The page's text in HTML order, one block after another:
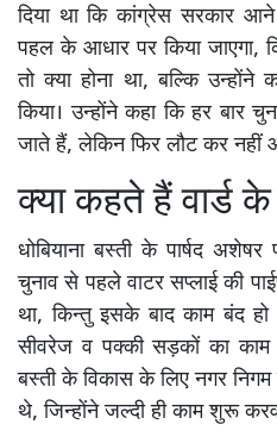
दिया था कि कांग्रेस सरकार आने
पहल के आधार पर किया जाएगा,
तो क्या होना था, बल्कि
किया। उन्होंने कहा कि हर बार
जाते हैं, लेकिन फिर लौट कर नहीं
क्या कहते हैं वार्ड के
धोबियाना बस्ती के पार्षद
चुनाव से पहले वाटर सप्लाई की
था, किन्तु इसके बाद काम बंद हो
सीवरेज व पक्की सड़कों का
बस्ती के विकास के लिए नगर
थे, जिन्होंने जल्दी ही काम शुरू